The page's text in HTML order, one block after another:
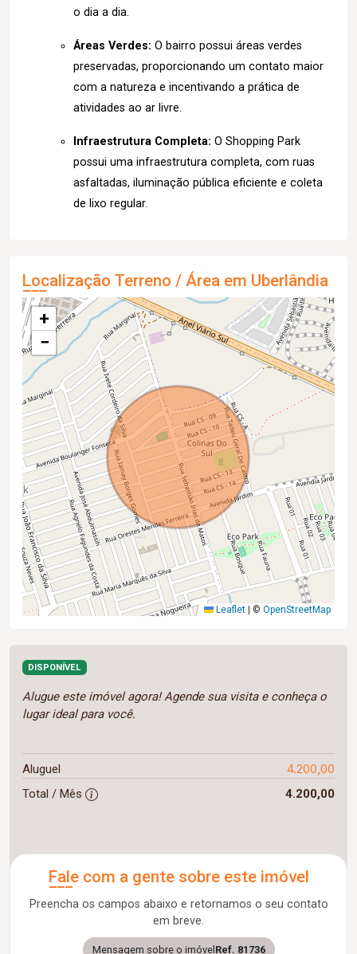
o dia a dia.
Áreas Verdes: O bairro possui áreas verdes
preservadas, proporcionando um contato maior
com a natureza e incentivando a prática de
atividades ao ar livre.
Infraestrutura Completa: O Shopping Park
possui uma infraestrutura completa, com ruas
asfaltadas, iluminação pública eficiente e coleta
de lixo regular.
Localização Terreno / Área em Uberlândia
+
−
Leaflet © OpenStreetMap
DISPONÍVEL
Alugue este imóvel agora! Agende sua visita e conheça o
lugar ideal para você.
Aluguel 4.200,00
Total / Mês 4.200,00
Fale com a gente sobre este imóvel
Preencha os campos abaixo e retornamos o seu contato
em breve.
Mensagem sobre o imóvel Ref. 81736